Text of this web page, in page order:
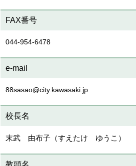
FAX番号
044-954-6478
e-mail
88sasao@city.kawasaki.jp
校長名
末武 由布子（すえたけ ゆうこ）
教頭名